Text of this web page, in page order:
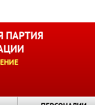
ПАРТИЯ